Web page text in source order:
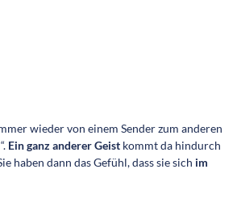
wieder von einem Sender zum anderen
Ein ganz anderer Geist kommt da hindurch
haben dann das Gefühl, dass sie sich im